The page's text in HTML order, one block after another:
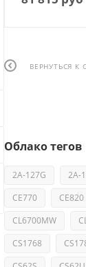
ВЕРНУТЬСЯ К
Облако тегов
2A-127G 2A-
CE770
CE820
CL6700MW
CS1768